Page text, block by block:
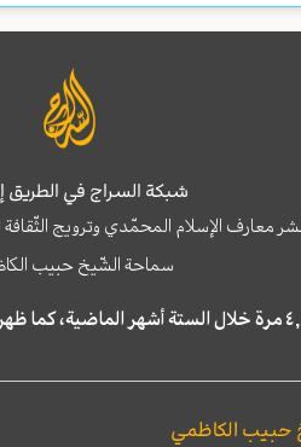
شبكة السراج في الطريق
معارف الإسلام المحمّدي وترويج
سماحة الشّيخ حبيب
حبيب الكاظمي